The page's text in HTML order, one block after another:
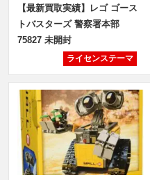
【最新買取実績】レゴ ゴース
トバスターズ 警察署本部
75827 未開封
ライセンステーマ